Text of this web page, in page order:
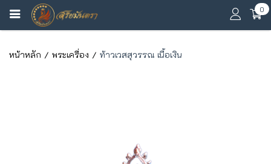
0
หน้าหลัก พระเครื่อง ท้าวเวสสุวรรณ เนื้อเงิน